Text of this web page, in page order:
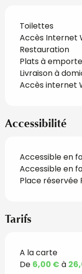
Toilettes
Accès Internet
Restauration
Plats à
Livraison à
Accès internet
Accessibilité
Accessible en
Accessible en
Place réservée
Tarifs
Tarifs 2027
A la carte
De 6,00 € à